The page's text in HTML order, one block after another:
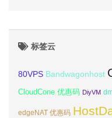
标签云
80VPS Bandwagonhost
CloudCone 优惠码 DiyVM
edgeNAT 优惠码